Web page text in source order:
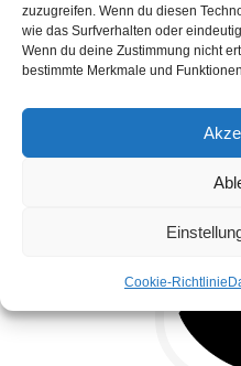
zuzugreifen. Wenn du diesen
wie das Surfverhalten oder
Wenn du deine Zustimmung nicht
bestimmte Merkmale und
Cookie-Richtlinie
Badminton